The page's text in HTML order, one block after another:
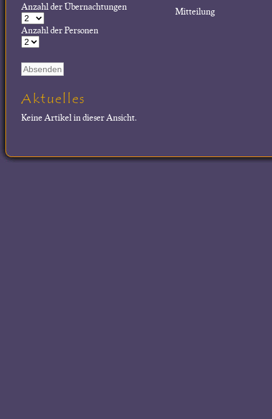
Mitteilung
Anzahl der Übernachtungen
Anzahl der Personen
Aktuelles
Keine Artikel in dieser Ansicht.